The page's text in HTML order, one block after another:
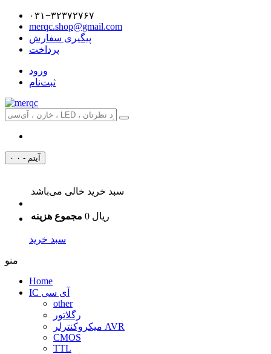
۰۳۱−۳۲۳۷۲۷۶۷
merqc.shop@gmail.com
پیگیری سفارش
پرداخت
ورود
ثبت‌نام
۰ آیتم - ۰
سبد خرید خالی می‌باشد
مجموع هزینه 0 ریال
سبد خرید
منو
Home
IC آی سی
other
رگلاتور
میکروکنترلر AVR
CMOS
TTL